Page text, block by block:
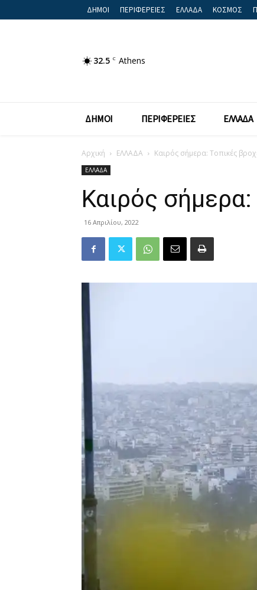
ΔΗΜΟΙ ΠΕΡΙΦΕΡΕΙΕΣ ΕΛΛΑΔΑ ΚΟΣΜΟΣ
32.5 C Athens
ΔΗΜΟΙ ΠΕΡΙΦΕΡΕΙΕΣ ΕΛΛΑΔΑ
Αρχική ΕΛΛΑΔΑ Καιρός σήμερα: Τοπικές
ΕΛΛΑΔΑ
Καιρός
16 Απριλίου, 2022